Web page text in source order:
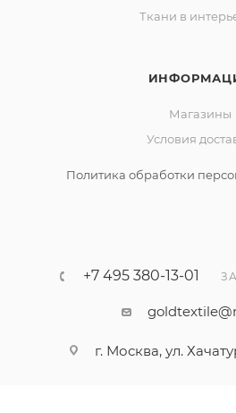
Ткани в
Магазины
Условия
Политика обработки
+7 495 380-13-01
г. Москва, ул.